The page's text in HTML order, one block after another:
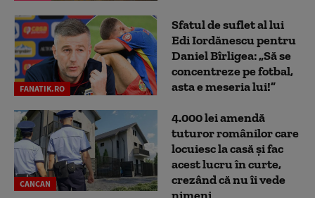
FANATIK.RO
Sfatul de suflet al lui
Edi Iordănescu pentru
Daniel Bîrligea: „Să se
concentreze pe fotbal,
asta e meseria lui!”
CANCAN
4.000 lei amendă
tuturor românilor care
locuiesc la casă și fac
acest lucru în curte,
crezând că nu îi vede